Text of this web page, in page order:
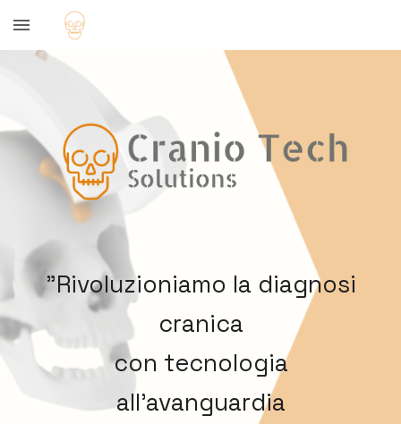
Skip to main content
"Rivoluzioniamo la diagnosi
cranica
con tecnologia
all'avanguardia